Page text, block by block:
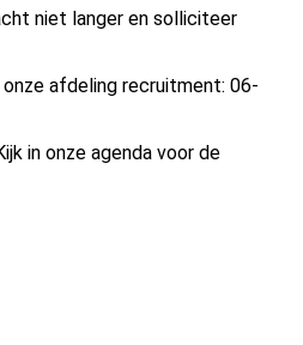
niet langer en solliciteer
afdeling recruitment: 06-
in onze agenda voor de